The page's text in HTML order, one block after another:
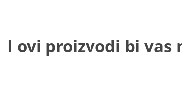
I ovi proizvodi bi vas